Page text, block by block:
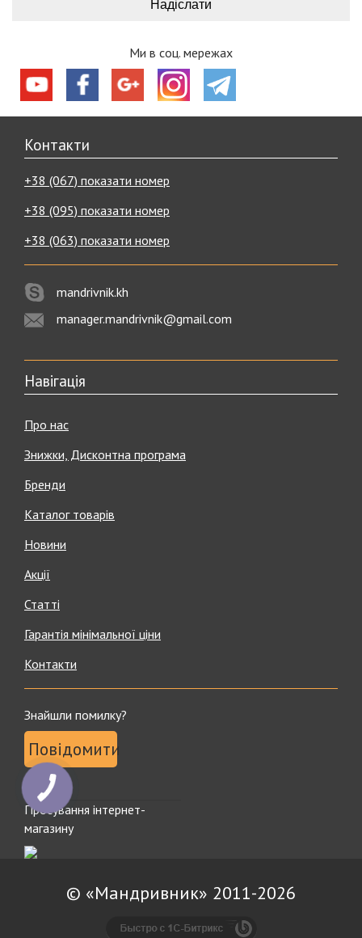
Ми в соц. мережах
Контакти
+38 (067) показати номер
+38 (095) показати номер
+38 (063) показати номер
mandrivnik.kh
manager.mandrivnik@gmail.com
Навігація
Про нас
Знижки, Дисконтна програма
Бренди
Каталог товарів
Новини
Акції
Статті
Гарантія мінімальної ціни
Контакти
Знайшли помилку?
Повідомити
Просування інтернет-
магазину
© «Мандривник» 2011-2026